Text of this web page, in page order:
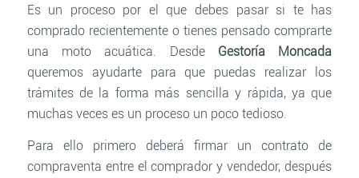
Es un proceso por el que debes pasar si te has
comprado recientemente o tienes pensado comprarte
una moto acuática. Desde Gestoría Moncada
queremos ayudarte para que puedas realizar los
trámites de la forma más sencilla y rápida, ya que
muchas veces es un proceso un poco tedioso.
Para ello primero deberá firmar un contrato de
compraventa entre el comprador y vendedor, después